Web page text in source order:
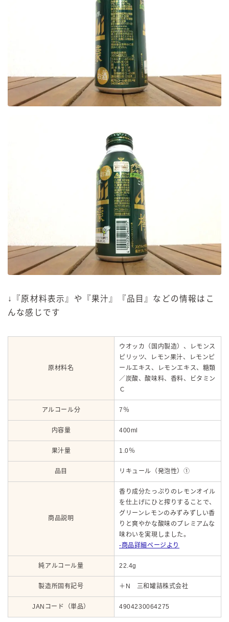
↓『原材料表示』や『果汁』『品目』などの情報はこ
んな感じです
原材料名
ウオッカ（国内製造）、レモンス
ピリッツ、レモン果汁、レモンピ
ールエキス、レモンエキス、糖類
／炭酸、酸味料、香料、ビタミン
Ｃ
アルコール分 7％
内容量 400ml
果汁量 1.0％
品目 リキュール（発泡性）①
商品説明
香り成分たっぷりのレモンオイル
を仕上げにひと搾りすることで、
グリーンレモンのみずみずしい香
りと爽やかな酸味のプレミアムな
味わいを実現しました。
‐商品詳細ページより
純アルコール量 22.4g
製造所固有記号 ＋N 三和罐詰株式会社
JANコード（単品） 4904230064275